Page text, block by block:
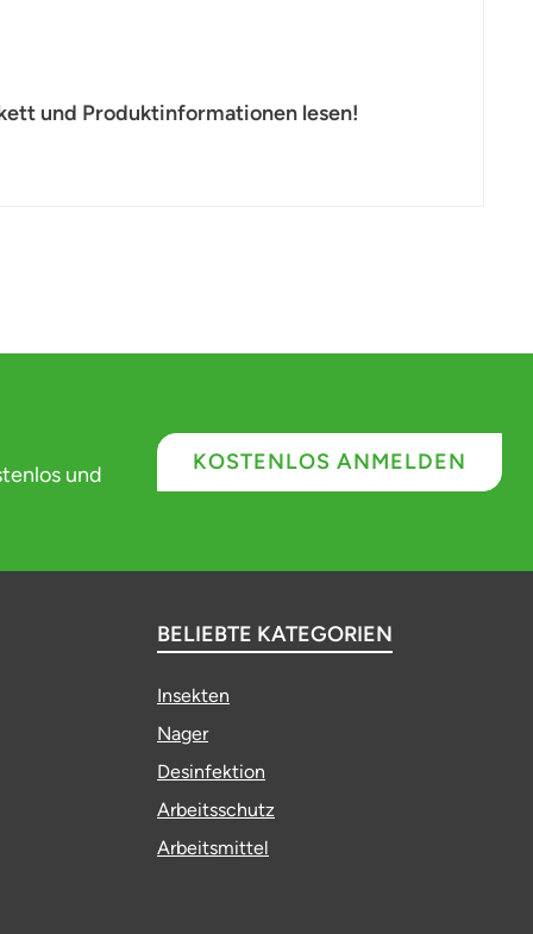
und Produktinformationen lesen!
und
KOSTENLOS ANMELDEN
BELIEBTE KATEGORIEN
Insekten
Nager
Desinfektion
Arbeitsschutz
Arbeitsmittel